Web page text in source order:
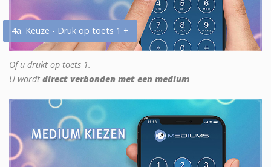
4a. Keuze - Druk op toets 1 +
Of u drukt op toets 1.
U wordt direct verbonden met een medium